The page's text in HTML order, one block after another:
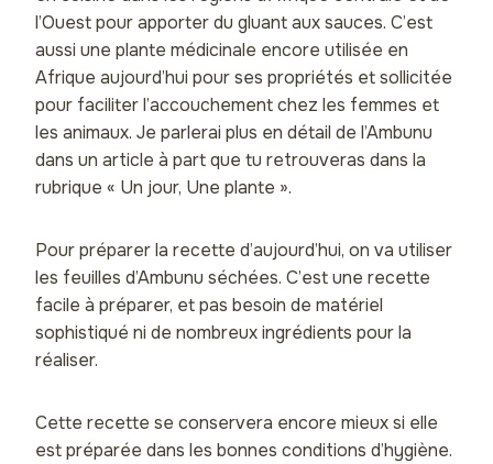
l’Ouest pour apporter du gluant aux sauces. C’est
aussi une plante médicinale encore utilisée en
Afrique aujourd’hui pour ses propriétés et sollicitée
pour faciliter l’accouchement chez les femmes et
les animaux. Je parlerai plus en détail de l’Ambunu
dans un article à part que tu retrouveras dans la
rubrique « Un jour, Une plante ».
Pour préparer la recette d’aujourd’hui, on va utiliser
les feuilles d’Ambunu séchées. C’est une recette
facile à préparer, et pas besoin de matériel
sophistiqué ni de nombreux ingrédients pour la
réaliser.
Cette recette se conservera encore mieux si elle
est préparée dans les bonnes conditions d’hygiène.